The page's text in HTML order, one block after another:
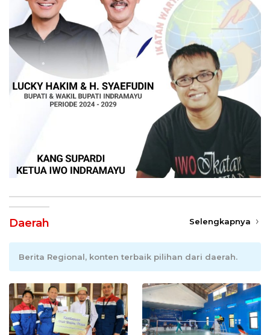
Daerah Selengkapnya
Berita Regional, konten terbaik pilihan dari daerah.